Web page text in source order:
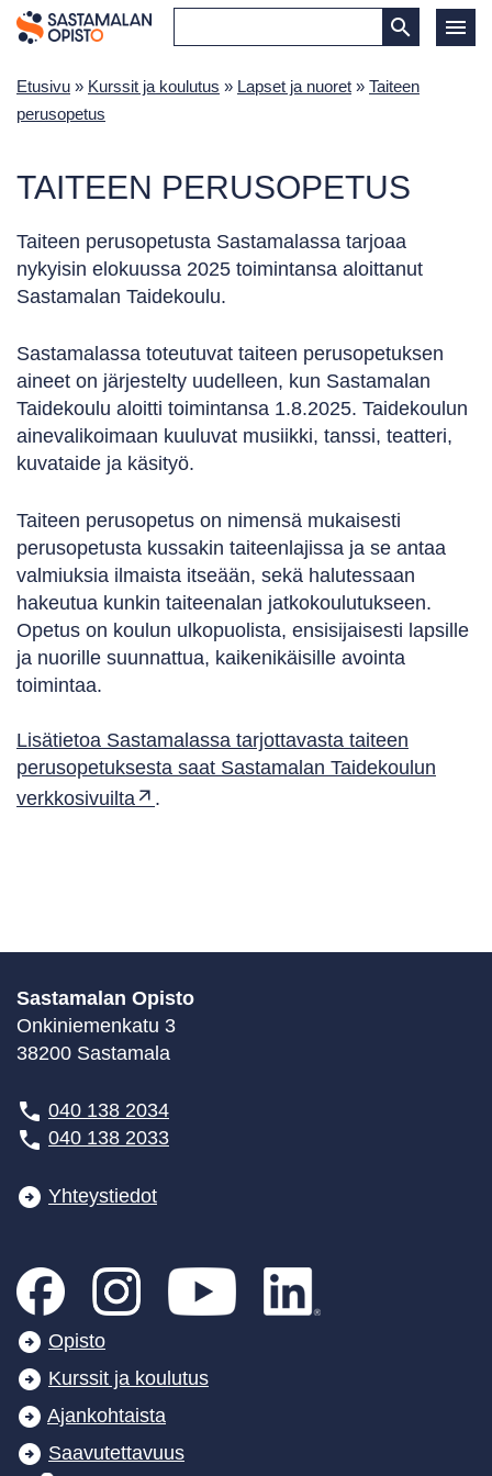
Etusivu » Kurssit ja koulutus » Lapset ja nuoret » Taiteen
perusopetus
TAITEEN PERUSOPETUS
Taiteen perusopetusta Sastamalassa tarjoaa
nykyisin elokuussa 2025 toimintansa aloittanut
Sastamalan Taidekoulu.
Sastamalassa toteutuvat taiteen perusopetuksen
aineet on järjestelty uudelleen, kun Sastamalan
Taidekoulu aloitti toimintansa 1.8.2025. Taidekoulun
ainevalikoimaan kuuluvat musiikki, tanssi, teatteri,
kuvataide ja käsityö.
Taiteen perusopetus on nimensä mukaisesti
perusopetusta kussakin taiteenlajissa ja se antaa
valmiuksia ilmaista itseään, sekä halutessaan
hakeutua kunkin taiteenalan jatkokoulutukseen.
Opetus on koulun ulkopuolista, ensisijaisesti lapsille
ja nuorille suunnattua, kaikenikäisille avointa
toimintaa.
Lisätietoa Sastamalassa tarjottavasta taiteen
perusopetuksesta saat Sastamalan Taidekoulun
verkkosivuilta
.
Sastamalan Opisto
Onkiniemenkatu 3
38200 Sastamala
040 138 2034
040 138 2033
Yhteystiedot
Opisto
Kurssit ja koulutus
Ajankohtaista
Saavutettavuus